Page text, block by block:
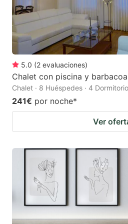
5.0 (2 evaluaciones)
Chalet con piscina y
Chalet · 8 Huéspedes · 4
241€ por noche*
Ver